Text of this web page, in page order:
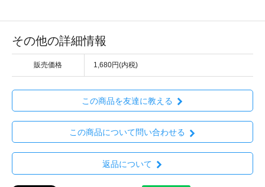
その他の詳細情報
販売価格 1,680円(内税)
この商品を友達に教える
この商品について問い合わせる
返品について